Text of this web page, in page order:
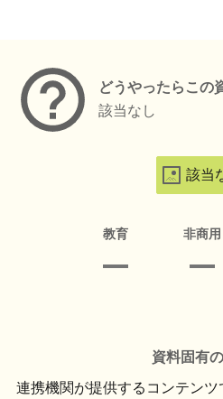
どうやったらこの
該当なし
該当
教育 非商用
資料固有
連携機関が提供するコンテンツ